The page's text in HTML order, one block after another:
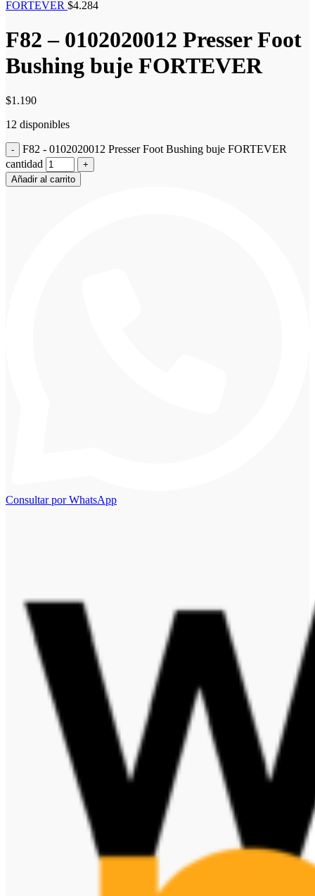
FORTEVER $4.284
F82 – 0102020012 Presser Foot
Bushing buje FORTEVER
$1.190
12 disponibles
F82 - 0102020012 Presser Foot Bushing buje FORTEVER
cantidad
Añadir al carrito
Consultar por WhatsApp